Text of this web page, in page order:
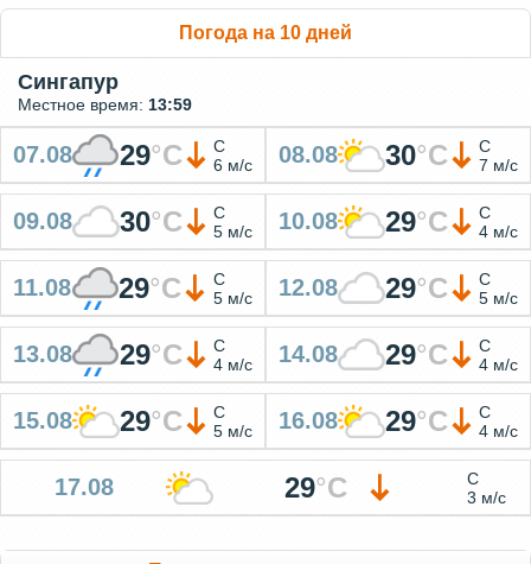
Погода на 10 дней
Сингапур
Местное время: 13:59
07.08 29°C
С
6 м/с
08.08 30°C
С
7 м/с
09.08 30°C
С
5 м/с
10.08 29°C
С
4 м/с
11.08 29°C
С
5 м/с
12.08 29°C
С
5 м/с
13.08 29°C
С
4 м/с
14.08 29°C
С
4 м/с
15.08 29°C
С
5 м/с
16.08 29°C
С
4 м/с
17.08 29°C
С
3 м/с